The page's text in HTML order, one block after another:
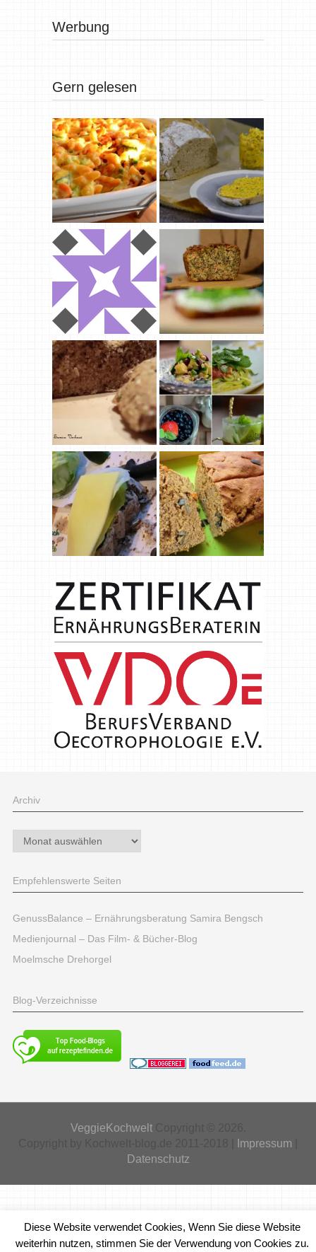
Werbung
Gern gelesen
Archiv
Archiv
Empfehlenswerte Seiten
GenussBalance – Ernährungsberatung Samira Bengsch
Medienjournal – Das Film- & Bücher-Blog
Moelmsche Drehorgel
Blog-Verzeichnisse
VeggieKochweltCopyright © 2026.
Impressum
Datenschutz
Diese Website verwendet Cookies, Wenn Sie diese Website
weiterhin nutzen, stimmen Sie der Verwendung von Cookies zu.